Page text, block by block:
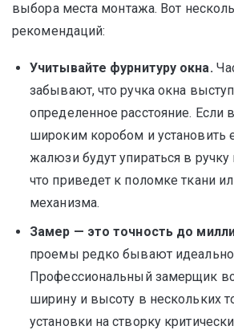
выбора места монтажа. Вот
рекомендаций:
Учитывайте фурнитуру окна.
забывают, что ручка окна
определенное расстояние. Если
широким коробом и установить
жалюзи будут упираться в
что приведет к поломке ткани
механизма.
Замер — это точность до
проемы редко бывают
Профессиональный замерщик
ширину и высоту в нескольких
установки на створку